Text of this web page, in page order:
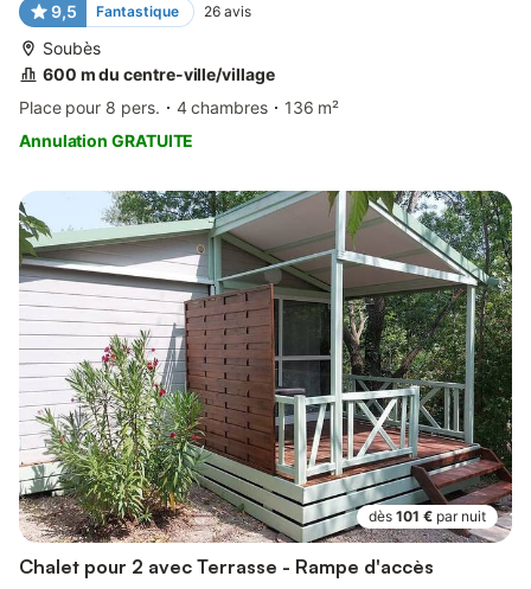
9,5 Fantastique 26 avis
Soubès
600 m du centre-ville/village
Place pour 8 pers.
4 chambres
136 m²
Annulation GRATUITE
dès 101 € par nuit
Chalet pour 2 avec Terrasse - Rampe d'accès